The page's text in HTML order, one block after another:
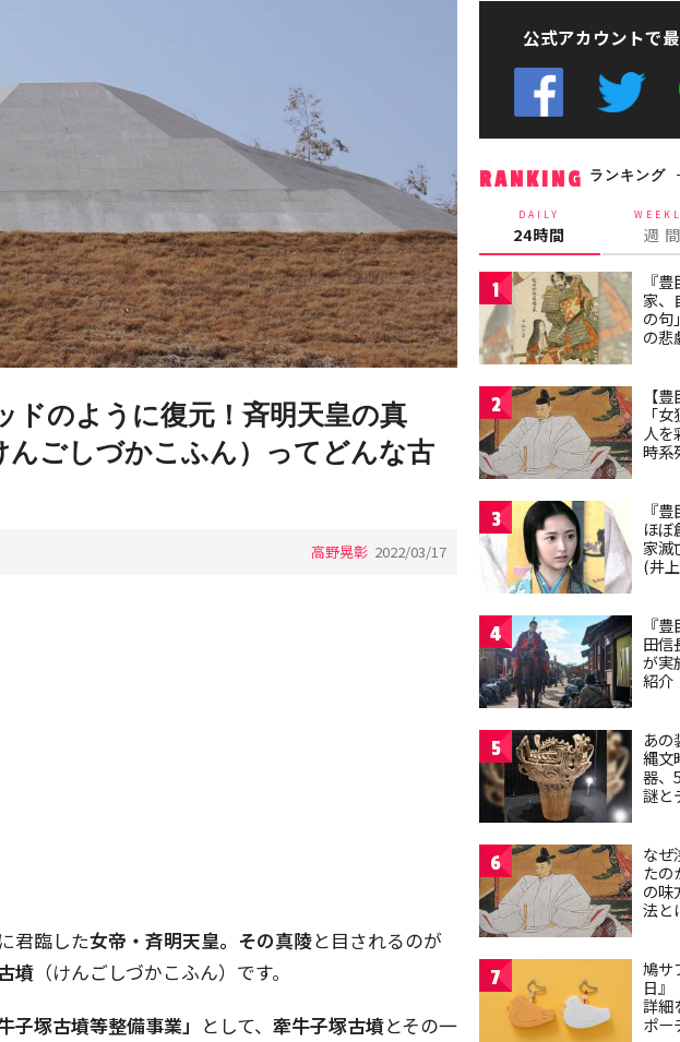
ドのように復元！斉明天皇の真
んごしづかこふん）ってどんな古
高野晃彰 2022/03/17
君臨した女帝・斉明天皇。その真陵と目されるのが
墳 （けんごしづかこふん）です。
子塚古墳等整備事業」 として、 牽牛子塚古墳とその一
公式アカウントで
RANKING ランキング
DAILY
24時間 週 間
1
『
家、
の句
の悲
2
【
「
人
時系
3
『
ほぼ
家滅
(井
4
『
田信
が実
紹介
5
あの
縄文
器、
謎と
6
なぜ
たの
の味
法と
7
鳩サ
日』
詳細
ポー